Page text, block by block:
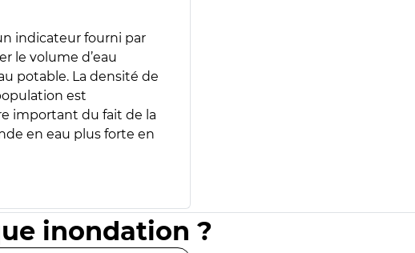
indicateur fourni par
le volume d’eau
potable. La densité de
est
important du fait de la
en eau plus forte en
inondation ?